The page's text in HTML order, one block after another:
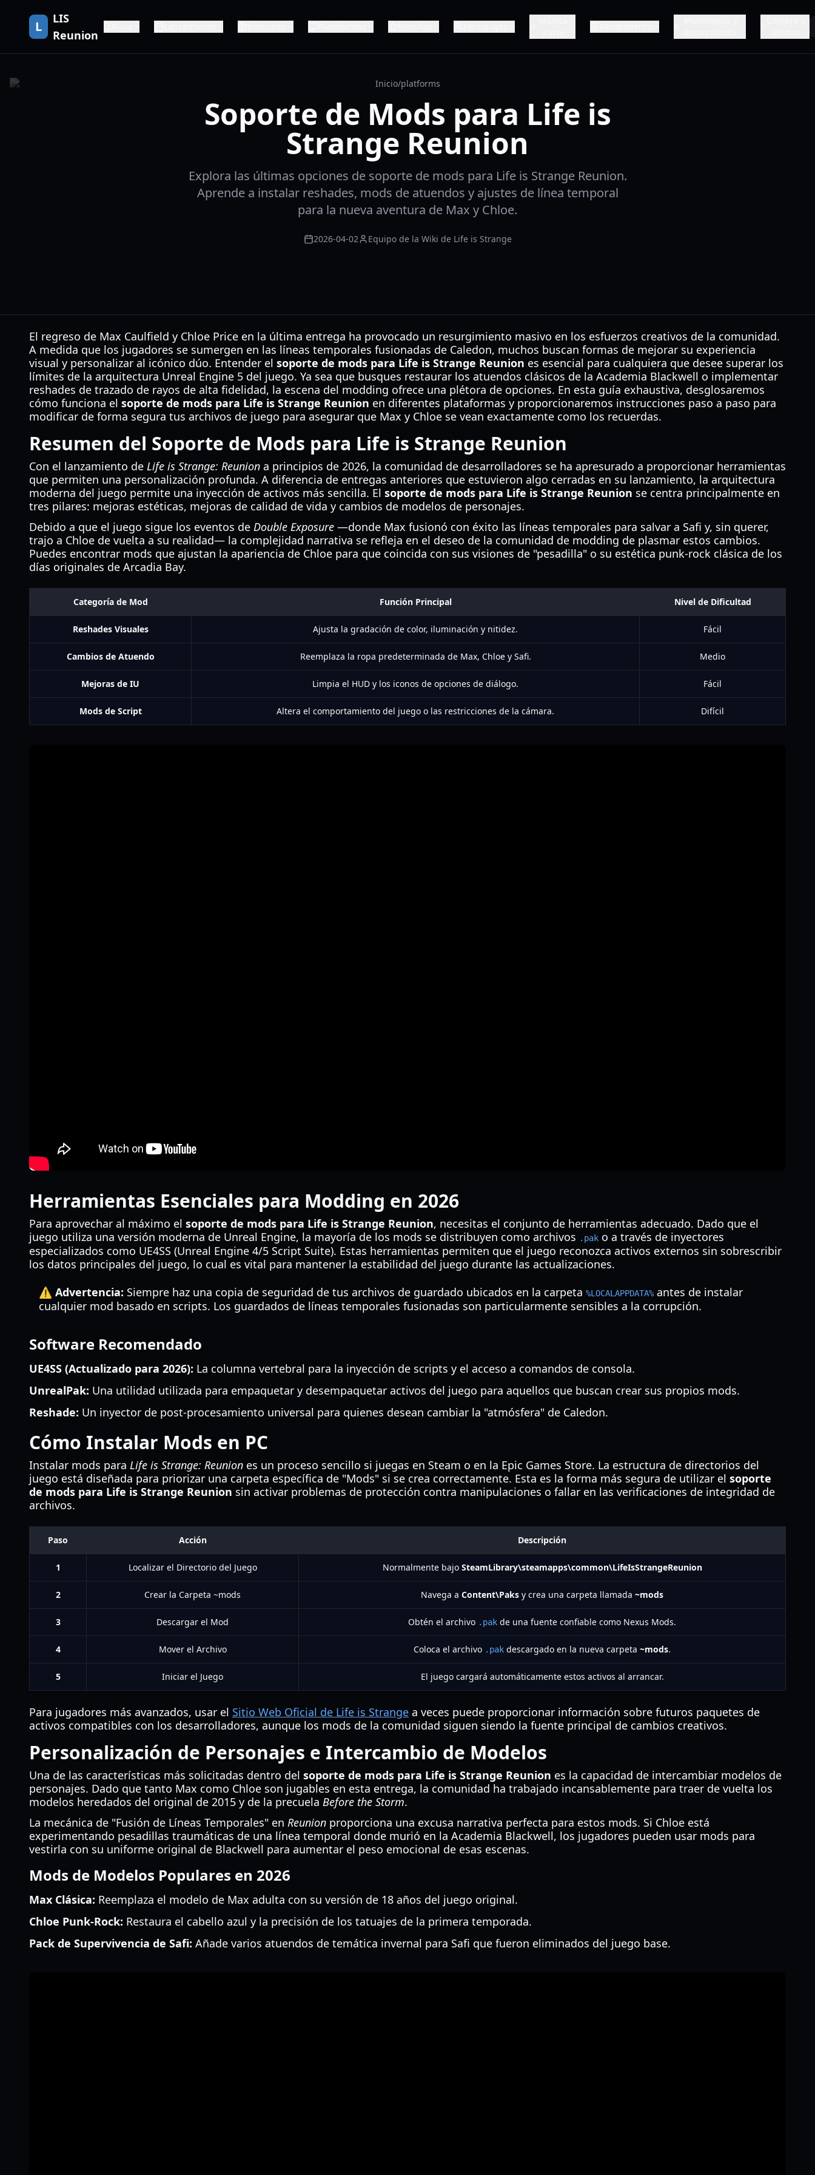
L
LIS
Reunion
Inicio/platforms
Soporte de Mods para Life is
Strange Reunion
Explora las últimas opciones de soporte de mods para Life is Strange Reunion.
Aprende a instalar reshades, mods de atuendos y ajustes de línea temporal
para la nueva aventura de Max y Chloe.
2026-04-02 Equipo de la Wiki de Life is Strange
El regreso de Max Caulfield y Chloe Price en la última entrega ha provocado un resurgimiento masivo en los esfuerzos creativos de la comunidad.
A medida que los jugadores se sumergen en las líneas temporales fusionadas de Caledon, muchos buscan formas de mejorar su experiencia
visual y personalizar al icónico dúo. Entender el soporte de mods para Life is Strange Reunion es esencial para cualquiera que desee superar los
límites de la arquitectura Unreal Engine 5 del juego. Ya sea que busques restaurar los atuendos clásicos de la Academia Blackwell o implementar
reshades de trazado de rayos de alta fidelidad, la escena del modding ofrece una plétora de opciones. En esta guía exhaustiva, desglosaremos
cómo funciona el soporte de mods para Life is Strange Reunion en diferentes plataformas y proporcionaremos instrucciones paso a paso para
modificar de forma segura tus archivos de juego para asegurar que Max y Chloe se vean exactamente como los recuerdas.
Resumen del Soporte de Mods para Life is Strange Reunion
Con el lanzamiento de Life is Strange: Reunion a principios de 2026, la comunidad de desarrolladores se ha apresurado a proporcionar herramientas
que permiten una personalización profunda. A diferencia de entregas anteriores que estuvieron algo cerradas en su lanzamiento, la arquitectura
moderna del juego permite una inyección de activos más sencilla. El soporte de mods para Life is Strange Reunion se centra principalmente en
tres pilares: mejoras estéticas, mejoras de calidad de vida y cambios de modelos de personajes.
Debido a que el juego sigue los eventos de Double Exposure —donde Max fusionó con éxito las líneas temporales para salvar a Safi y, sin querer,
trajo a Chloe de vuelta a su realidad— la complejidad narrativa se refleja en el deseo de la comunidad de modding de plasmar estos cambios.
Puedes encontrar mods que ajustan la apariencia de Chloe para que coincida con sus visiones de "pesadilla" o su estética punk-rock clásica de los
días originales de Arcadia Bay.
Categoría de Mod Función Principal Nivel de Dificultad
Reshades Visuales Ajusta la gradación de color, iluminación y nitidez. Fácil
Cambios de Atuendo Reemplaza la ropa predeterminada de Max, Chloe y Safi. Medio
Mejoras de IU Limpia el HUD y los iconos de opciones de diálogo. Fácil
Mods de Script Altera el comportamiento del juego o las restricciones de la cámara. Difícil
Herramientas Esenciales para Modding en 2026
Para aprovechar al máximo el soporte de mods para Life is Strange Reunion, necesitas el conjunto de herramientas adecuado. Dado que el
juego utiliza una versión moderna de Unreal Engine, la mayoría de los mods se distribuyen como archivos .pak o a través de inyectores
especializados como UE4SS (Unreal Engine 4/5 Script Suite). Estas herramientas permiten que el juego reconozca activos externos sin sobrescribir
los datos principales del juego, lo cual es vital para mantener la estabilidad del juego durante las actualizaciones.
⚠️ Advertencia: Siempre haz una copia de seguridad de tus archivos de guardado ubicados en la carpeta %LOCALAPPDATA% antes de instalar
cualquier mod basado en scripts. Los guardados de líneas temporales fusionadas son particularmente sensibles a la corrupción.
Software Recomendado
UE4SS (Actualizado para 2026): La columna vertebral para la inyección de scripts y el acceso a comandos de consola.
UnrealPak: Una utilidad utilizada para empaquetar y desempaquetar activos del juego para aquellos que buscan crear sus propios mods.
Reshade: Un inyector de post-procesamiento universal para quienes desean cambiar la "atmósfera" de Caledon.
Cómo Instalar Mods en PC
Instalar mods para Life is Strange: Reunion es un proceso sencillo si juegas en Steam o en la Epic Games Store. La estructura de directorios del
juego está diseñada para priorizar una carpeta específica de "Mods" si se crea correctamente. Esta es la forma más segura de utilizar el soporte
de mods para Life is Strange Reunion sin activar problemas de protección contra manipulaciones o fallar en las verificaciones de integridad de
archivos.
Paso Acción Descripción
1 Localizar el Directorio del Juego Normalmente bajo SteamLibrary\steamapps\common\LifeIsStrangeReunion
2 Crear la Carpeta ~mods Navega a Content\Paks y crea una carpeta llamada ~mods
3 Descargar el Mod Obtén el archivo .pak de una fuente confiable como Nexus Mods.
4 Mover el Archivo Coloca el archivo .pak descargado en la nueva carpeta ~mods.
5 Iniciar el Juego El juego cargará automáticamente estos activos al arrancar.
Para jugadores más avanzados, usar el Sitio Web Oficial de Life is Strange a veces puede proporcionar información sobre futuros paquetes de
activos compatibles con los desarrolladores, aunque los mods de la comunidad siguen siendo la fuente principal de cambios creativos.
Personalización de Personajes e Intercambio de Modelos
Una de las características más solicitadas dentro del soporte de mods para Life is Strange Reunion es la capacidad de intercambiar modelos de
personajes. Dado que tanto Max como Chloe son jugables en esta entrega, la comunidad ha trabajado incansablemente para traer de vuelta los
modelos heredados del original de 2015 y de la precuela Before the Storm.
La mecánica de "Fusión de Líneas Temporales" en Reunion proporciona una excusa narrativa perfecta para estos mods. Si Chloe está
experimentando pesadillas traumáticas de una línea temporal donde murió en la Academia Blackwell, los jugadores pueden usar mods para
vestirla con su uniforme original de Blackwell para aumentar el peso emocional de esas escenas.
Mods de Modelos Populares en 2026
Max Clásica: Reemplaza el modelo de Max adulta con su versión de 18 años del juego original.
Chloe Punk-Rock: Restaura el cabello azul y la precisión de los tatuajes de la primera temporada.
Pack de Supervivencia de Safi: Añade varios atuendos de temática invernal para Safi que fueron eliminados del juego base.